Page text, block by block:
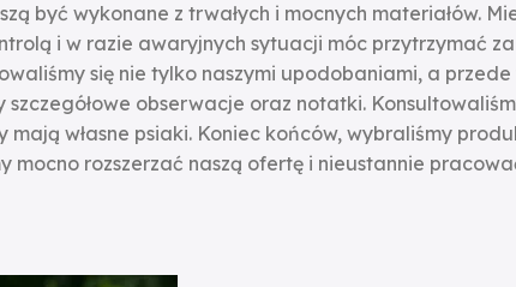
być wykonane z trwałych i mocnych materiałów.
i w razie awaryjnych sytuacji móc przytrzymać
się nie tylko naszymi upodobaniami, a
obserwacje oraz notatki.
mają własne psiaki. Koniec końców, wybraliśmy
mocno rozszerzać naszą ofertę i nieustannie